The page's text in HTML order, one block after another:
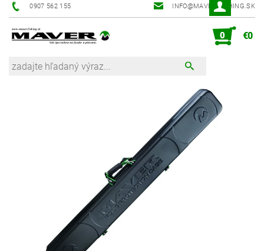
0907 562 155 INFO@MAVER-FISHING.SK
0 €0